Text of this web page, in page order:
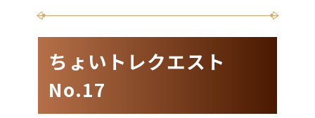
ちょいトレクエスト
No.17